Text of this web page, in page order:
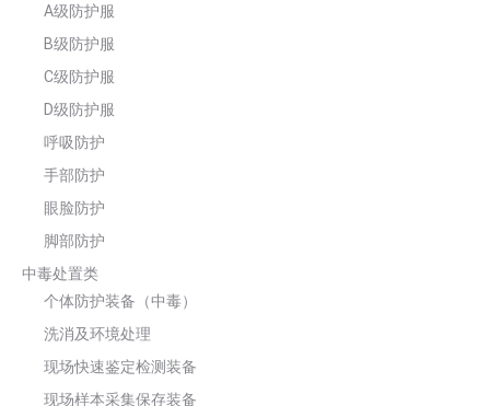
A级防护服
B级防护服
C级防护服
D级防护服
呼吸防护
手部防护
眼脸防护
脚部防护
中毒处置类
个体防护装备（中毒）
洗消及环境处理
现场快速鉴定检测装备
现场样本采集保存装备